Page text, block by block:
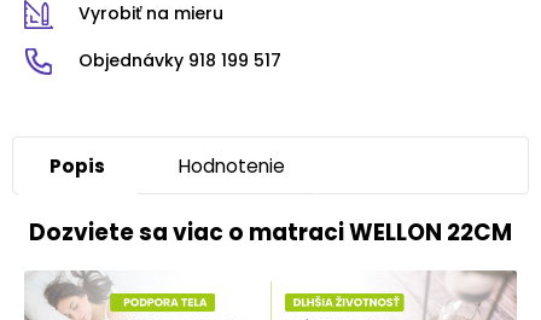
Vyrobiť na mieru
Objednávky 918 199 517
Popis Hodnotenie
Dozviete sa viac o matraci WELLON 22CM